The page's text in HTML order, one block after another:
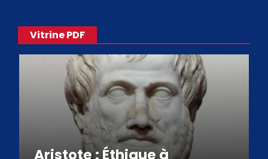
Vitrine PDF
Aristote : Éthique à